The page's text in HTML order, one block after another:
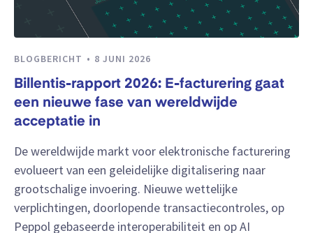
BLOGBERICHT 8 JUNI 2026
Billentis-rapport 2026: E-facturering gaat
een nieuwe fase van wereldwijde
acceptatie in
De wereldwijde markt voor elektronische facturering
evolueert van een geleidelijke digitalisering naar
grootschalige invoering. Nieuwe wettelijke
verplichtingen, doorlopende transactiecontroles, op
Peppol gebaseerde interoperabiliteit en op AI